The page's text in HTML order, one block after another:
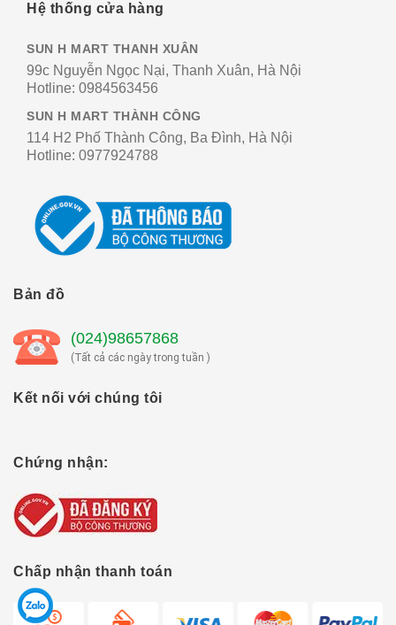
Hệ thống cửa hàng
SUN H MART THANH XUÂN
99c Nguyễn Ngọc Nại, Thanh Xuân, Hà Nội
Hotline: 0984563456
SUN H MART THÀNH CÔNG
114 H2 Phố Thành Công, Ba Đình, Hà Nội
Hotline: 0977924788
Bản đồ
(024)98657868
(Tất cả các ngày trong tuần )
Kết nối với chúng tôi
Chứng nhận:
Chấp nhận thanh toán